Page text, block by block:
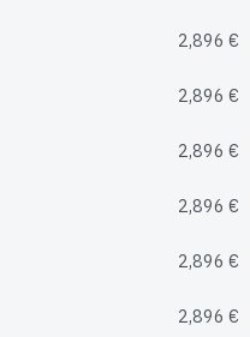
2,896 €
2,896 €
2,896 €
2,896 €
2,896 €
2,896 €